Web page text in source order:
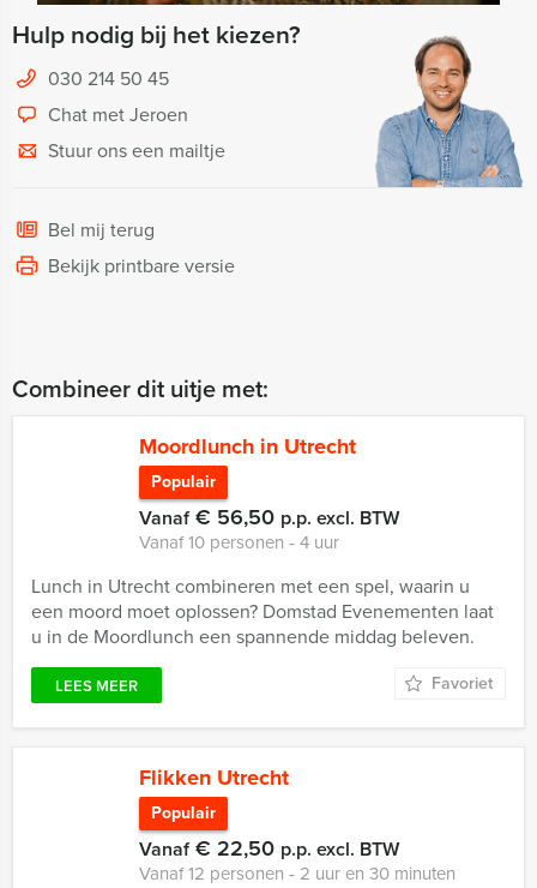
Hulp nodig bij het kiezen?
030 214 50 45
Chat met Jeroen
Stuur ons een mailtje
Bel mij terug
Bekijk printbare versie
Combineer dit uitje met:
Moordlunch in Utrecht
Populair
Vanaf€ 56,50 p.p. excl. BTW
Vanaf 10 personen ‐ 4 uur
Lunch in Utrecht combineren met een spel, waarin u
een moord moet oplossen? Domstad Evenementen laat
u in de Moordlunch een spannende middag beleven.
LEES MEER Favoriet
Flikken Utrecht
Populair
Vanaf€ 22,50 p.p. excl. BTW
Vanaf 12 personen ‐ 2 uur en 30 minuten